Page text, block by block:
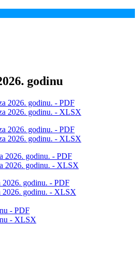
godinu
2026. godinu. - PDF
2026. godinu. - XLSX
2026. godinu. - PDF
2026. godinu. - XLSX
2026. godinu. - PDF
2026. godinu. - XLSX
2026. godinu. - PDF
2026. godinu. - XLSX
- PDF
- XLSX